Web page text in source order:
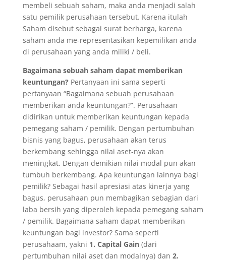
membeli sebuah saham, maka anda menjadi salah
satu pemilik perusahaan tersebut. Karena itulah
Saham disebut sebagai surat berharga, karena
saham anda me-representasikan kepemilikan anda
di perusahaan yang anda miliki / beli.
Bagaimana sebuah saham dapat memberikan
keuntungan? Pertanyaan ini sama seperti
pertanyaan “Bagaimana sebuah perusahaan
memberikan anda keuntungan?”. Perusahaan
didirikan untuk memberikan keuntungan kepada
pemegang saham / pemilik. Dengan pertumbuhan
bisnis yang bagus, perusahaan akan terus
berkembang sehingga nilai aset-nya akan
meningkat. Dengan demikian nilai modal pun akan
tumbuh berkembang. Apa keuntungan lainnya bagi
pemilik? Sebagai hasil apresiasi atas kinerja yang
bagus, perusahaan pun membagikan sebagian dari
laba bersih yang diperoleh kepada pemegang saham
/ pemilik. Bagaimana saham dapat memberikan
keuntungan bagi investor? Sama seperti
perusahaam, yakni 1. Capital Gain(dari
pertumbuhan nilai aset dan modalnya) dan 2.